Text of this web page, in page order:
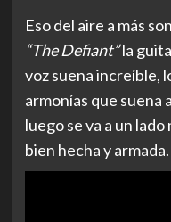
Eso del aire a más
“The Defiant”la
voz suena increíble,
armonías que suena a
luego se va a un lado
bien hecha y armada.